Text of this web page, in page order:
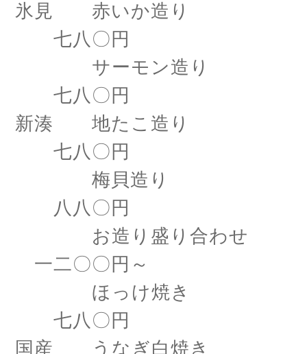
氷見 赤いか造り
七八〇円
サーモン造り
七八〇円
新湊 地たこ造り
七八〇円
梅貝造り
八八〇円
お造り盛り合わせ
一二〇〇円～
ほっけ焼き
七八〇円
国産 うなぎ白焼き